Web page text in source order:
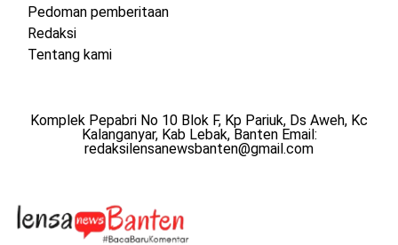
Pedoman pemberitaan
Redaksi
Tentang kami
Komplek Pepabri No 10 Blok F, Kp Pariuk, Ds Aweh, Kc
Kalanganyar, Kab Lebak, Banten Email:
redaksilensanewsbanten@gmail.com